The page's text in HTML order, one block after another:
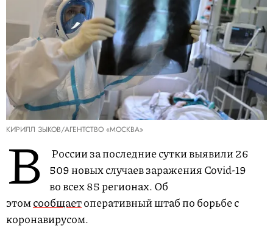
КИРИЛЛ ЗЫКОВ/АГЕНТСТВО «МОСКВА»
В
России за последние сутки выявили 26
509 новых случаев заражения Covid-19
во всех 85 регионах. Об
этомсообщаетоперативный штаб по борьбе с
коронавирусом.